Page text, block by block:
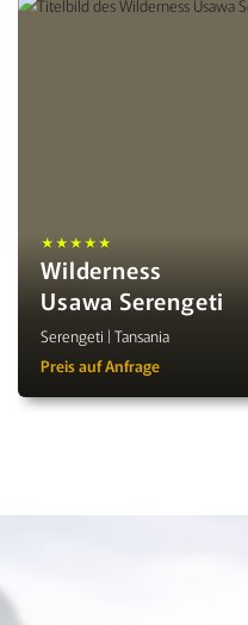
★★★★★
Wilderness
Usawa Serengeti
Serengeti | Tansania
Preis auf Anfrage